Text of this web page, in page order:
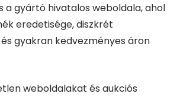
a gyártó hivatalos weboldala, ahol
eredetisége, diszkrét
gyakran kedvezményes áron
weboldalakat és aukciós